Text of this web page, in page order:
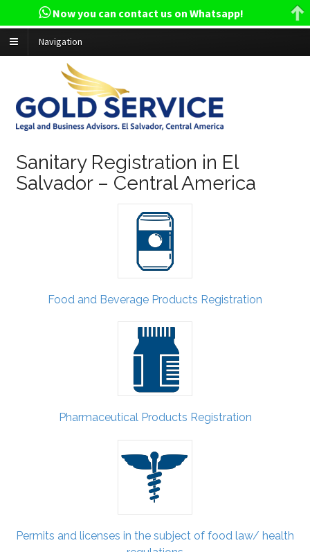
Navigation
Sanitary Registration in El
Salvador – Central America
Food and Beverage Products Registration
Pharmaceutical Products Registration
Permits and licenses in the subject of food law/ health
Now you can contact us on Whatsapp!